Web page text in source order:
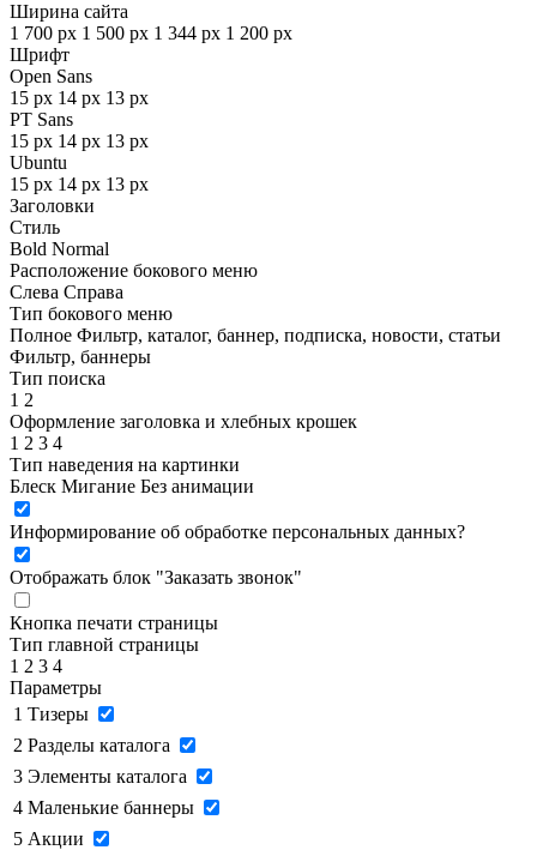
Ширина сайта
1 700 px 1 500 px 1 344 px 1 200 px
Шрифт
Open Sans
15 px 14 px 13 px
PT Sans
15 px 14 px 13 px
Ubuntu
15 px 14 px 13 px
Заголовки
Стиль
Bold Normal
Расположение бокового меню
Слева Справа
Тип бокового меню
Полное Фильтр, каталог, баннер, подписка, новости, статьи
Фильтр, баннеры
Тип поиска
1 2
Оформление заголовка и хлебных крошек
1 2 3 4
Тип наведения на картинки
Блеск Мигание Без анимации
Информирование об обработке персональных данных?
Отображать блок "Заказать звонок"
Кнопка печати страницы
Тип главной страницы
1 2 3 4
Параметры
1 Тизеры
2 Разделы каталога
3 Элементы каталога
4 Маленькие баннеры
5 Акции